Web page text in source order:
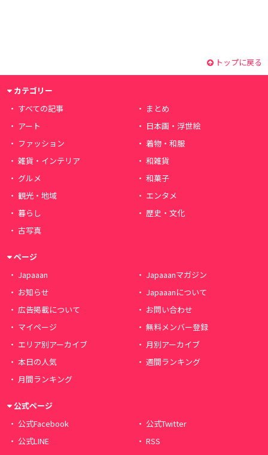
トップに戻る
カテゴリー
すべての記事
まとめ
アート
日本画・浮世絵
ファッション
着物・和服
雑貨・インテリア
和雑貨
グルメ
和菓子
観光・地域
エンタメ
暮らし
歴史・文化
古写真
ページ
Japaaan
Japaaanマガジン
お知らせ
Japaaanについて
広告掲載について
お問い合わせ
マイページ
無料メンバー登録
エリア別アーカイブ
月別アーカイブ
本日の人気
週間ランキング
月間ランキング
公式ページ
公式Facebook
公式Twitter
公式LINE
RSS